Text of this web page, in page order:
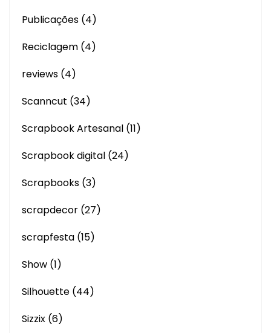
Publicações (4)
Reciclagem (4)
reviews (4)
Scanncut (34)
Scrapbook Artesanal (11)
Scrapbook digital (24)
Scrapbooks (3)
scrapdecor (27)
scrapfesta (15)
Show (1)
Silhouette (44)
Sizzix (6)